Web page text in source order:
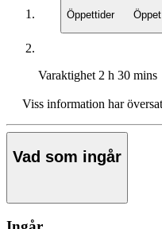
Öppettider
Varaktighet2 h 30 mins
Viss information har
Vad som ingår